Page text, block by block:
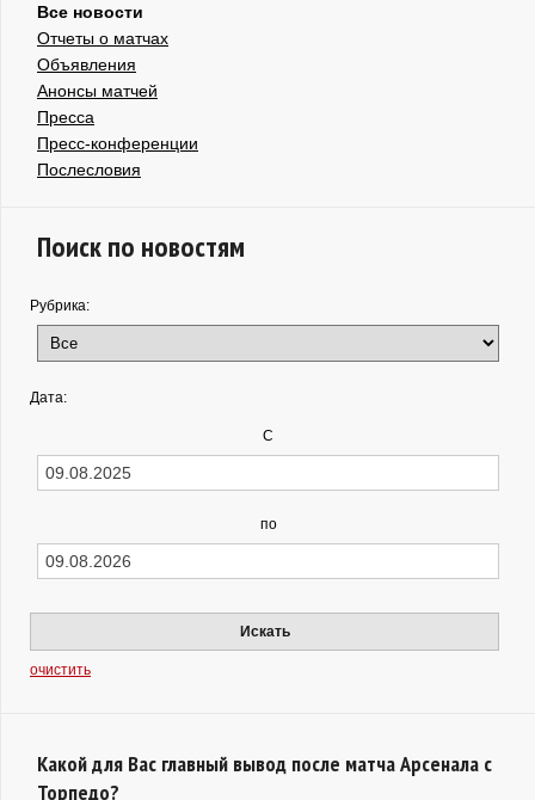
Все новости
Отчеты о матчах
Объявления
Анонсы матчей
Пресса
Пресс-конференции
Послесловия
Поиск по новостям
Рубрика:
Дата:
С
по
Искать
очистить
Какой для Вас главный вывод после матча Арсенала с
Торпедо?